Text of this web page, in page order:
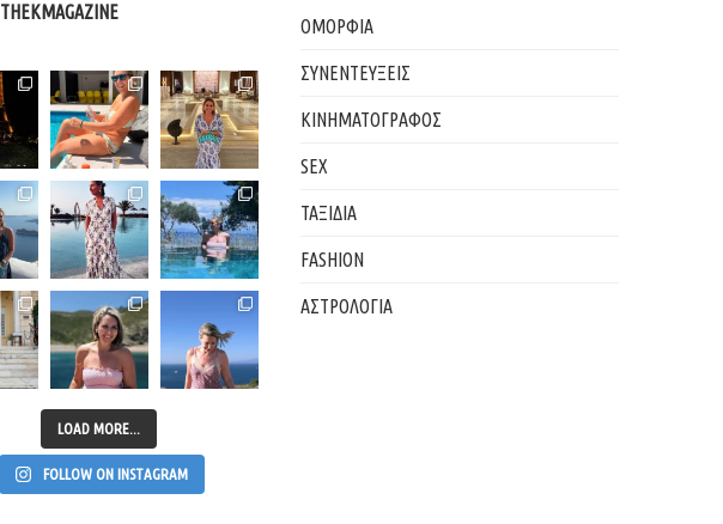
THEKMAGAZINE
LOAD MORE...
FOLLOW ON INSTAGRAM
ΟΜΟΡΦΙΑ
ΣΥΝΕΝΤΕΥΞΕΙΣ
ΚΙΝΗΜΑΤΟΓΡΑΦΟΣ
SEX
ΤΑΞΙΔΙΑ
FASHION
ΑΣΤΡΟΛΟΓΙΑ